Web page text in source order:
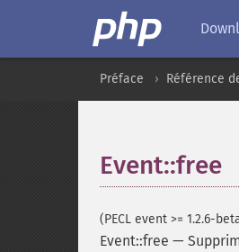
Préface Référence
Event::free
(PECL event >= 1.2.6-
Event::free —